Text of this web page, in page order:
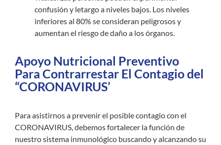
confusión y letargo a niveles bajos. Los niveles
inferiores al 80% se consideran peligrosos y
aumentan el riesgo de daño a los órganos.
Apoyo Nutricional Preventivo
Para Contrarrestar El Contagio del
“CORONAVIRUS’
Para asistirnos a prevenir el posible contagio con el
CORONAVIRUS, debemos fortalecer la función de
nuestro sistema inmunológico buscando y alcanzando su